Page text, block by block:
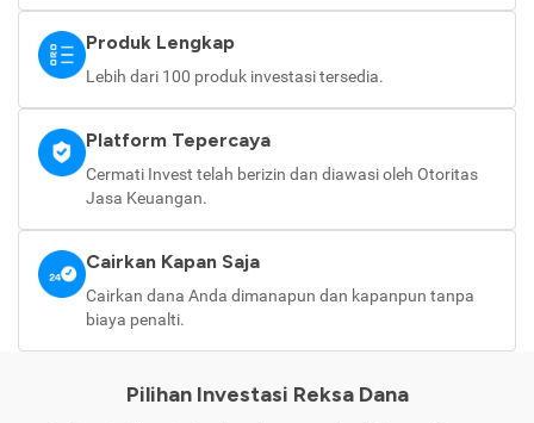
Produk Lengkap
Lebih dari 100 produk investasi tersedia.
Platform Tepercaya
Cermati Invest telah berizin dan diawasi oleh Otoritas
Jasa Keuangan.
Cairkan Kapan Saja
Cairkan dana Anda dimanapun dan kapanpun tanpa
biaya penalti.
Pilihan Investasi Reksa Dana